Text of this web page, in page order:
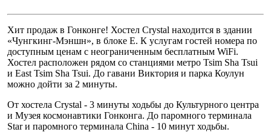
Хит продаж в Гонконге! Хостел Crystal находится в здании
«Чунгкинг-Мэншн», в блоке Е. К услугам гостей номера по
доступным ценам с неограниченным бесплатным WiFi.
Хостел расположен рядом со станциями метро Tsim Sha Tsui
и East Tsim Sha Tsui. До гавани Виктория и парка Коулун
можно дойти за 2 минуты.
От хостела Crystal - 3 минуты ходьбы до Культурного центра
и Музея космонавтики Гонконга. До паромного терминала
Star и паромного терминала China - 10 минут ходьбы.